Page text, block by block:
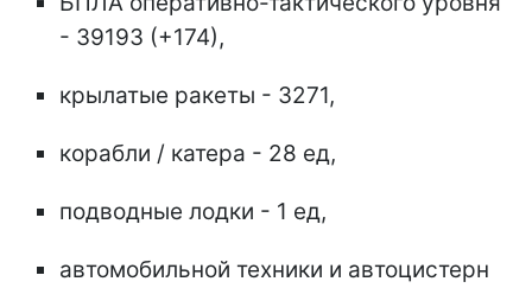
- 39193 (+174),
крылатые ракеты - 3271,
корабли / катера - 28 ед,
подводные лодки - 1 ед,
автомобильной техники и автоцистерн